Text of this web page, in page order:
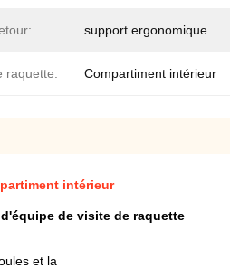
support ergonomique
raquette: Compartiment intérieur
intérieur
de visite de raquette
et la